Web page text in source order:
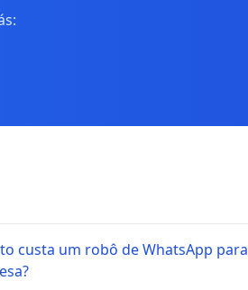
custa um robô de WhatsApp para